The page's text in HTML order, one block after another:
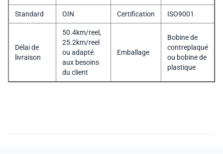
Standard OIN Certification ISO9001
Délai de
livraison
50.4km/reel,
25.2km/reel
ou adapté
aux besoins
du client
Emballage
Bobine de
contreplaqué
ou bobine de
plastique